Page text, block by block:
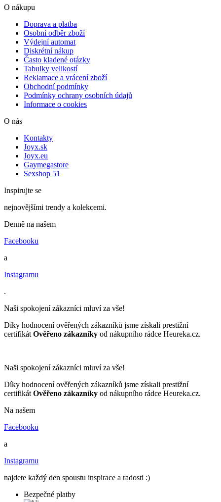
O nákupu
Doprava a platba
Osobní odběr zboží
Výdejní automat
Diskrétní nákup
Často kladené otázky
Tabulky velikostí
Reklamace a vrácení zboží
Obchodní podmínky
Podmínky ochrany osobních údajů
Informace o cookies
O nás
Kontakty
Joyx.sk
Joyx.eu
Gaymegastore
Sexshop 51
Inspirujte se
nejnovějšími trendy a kolekcemi.
Denně na našem
Facebooku
a
Instagramu
.
Naši spokojení zákazníci mluví za vše!
Díky hodnocení ověřených zákazníků jsme získali prestižní
certifikát Ověřeno zákazníky od nákupního rádce Heureka.cz.
Naši spokojení zákazníci mluví za vše!
Díky hodnocení ověřených zákazníků jsme získali prestižní
certifikát Ověřeno zákazníky od nákupního rádce Heureka.cz.
Na našem
Facebooku
a
Instagramu
najdete každý den spoustu inspirace a radosti :)
Bezpečné platby